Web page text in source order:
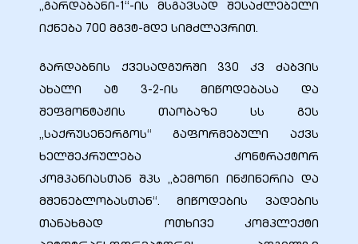
„გარდაბანი-1“-ის მსგავსად შესაძლებელი
იქნება 700 მგვტ-მდე სიმძლავრით.
გარდაბნის ქვესადგურში 330 კვ ძაბვის
ახალი ატ 3-2-ის მიწოდებასა და
შეფმონტაჟის თაობაზე სს გეს
„საქრუსენერგოს“ გაფორმებული აქვს
ხელშეკრულება კონტრაქტორ
კომპანიასთან შპს „ბემონი ინჟინერია და
მშენებლობასთან“. მიწოდების ვადების
თანახმად ოთხივე კომპლექტი